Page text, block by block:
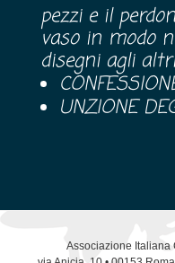
pezzi e il
vaso in modo
disegni agli
UNZIONE
Associazione Italiana